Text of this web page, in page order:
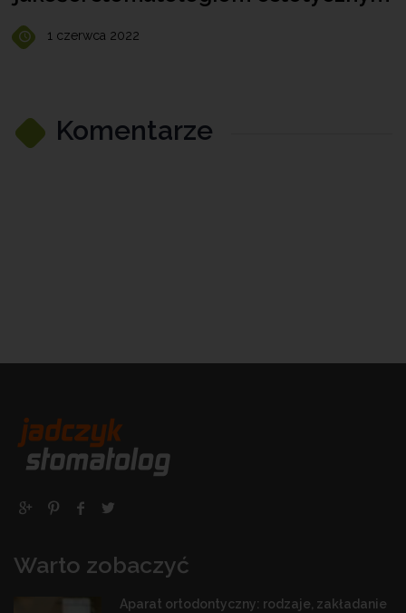
1 czerwca 2022
Komentarze
Warto zobaczyć
Aparat ortodontyczny: rodzaje, zakładanie